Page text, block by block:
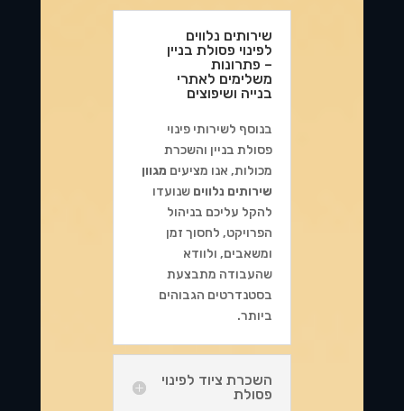
שירותים נלווים
לפינוי פסולת בניין
– פתרונות
משלימים לאתרי
בנייה ושיפוצים
בנוסף לשירותי פינוי
פסולת בניין והשכרת
מכולות, אנו מציעים מגוון
שירותים נלווים שנועדו
להקל עליכם בניהול
הפרויקט, לחסוך זמן
ומשאבים, ולוודא
שהעבודה מתבצעת
בסטנדרטים הגבוהים
ביותר.
השכרת ציוד לפינוי
פסולת